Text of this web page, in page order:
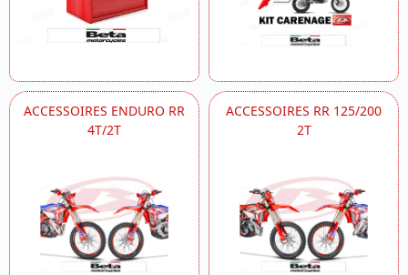
ACCESSOIRES ENDURO RR
4T/2T
ACCESSOIRES RR 125/200
2T